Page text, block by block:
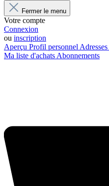
Fermer le menu
Votre compte
Connexion
ou inscription
Aperçu Profil personnel Adresses
Ma liste d'achats Abonnements